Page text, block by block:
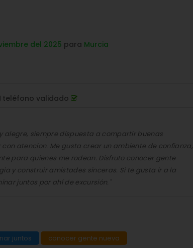
del 2025 para Murcia
teléfono validado
alegre, siempre dispuesta a compartir buenas
atencion. Me gusta crear un ambiente de confianza,
para quienes me rodean. Disfruto conocer gente
y construir amistades sinceras. Si te gusta ir a la
juntos por ahí de excursión."
juntos
conocer gente nueva